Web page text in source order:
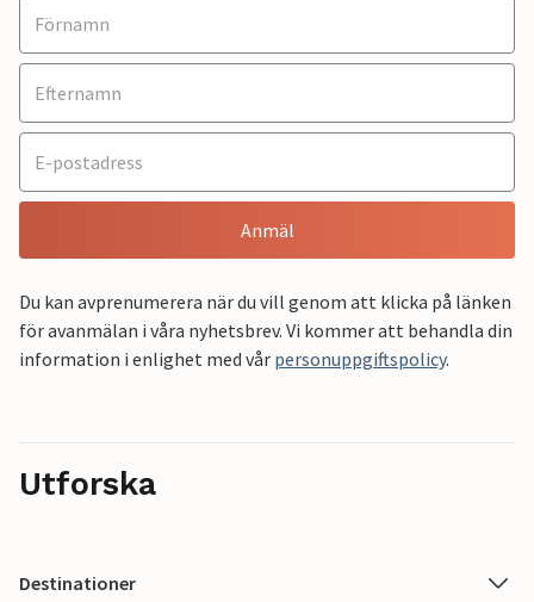
Anmäl
Du kan avprenumerera när du vill genom att klicka på länken
för avanmälan i våra nyhetsbrev. Vi kommer att behandla din
information i enlighet med vår personuppgiftspolicy.
Utforska
Destinationer